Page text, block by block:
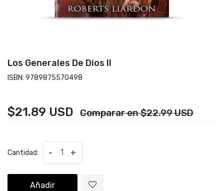
Los Generales De Dios II
ISBN: 9789875570498
$21.89 USD Comparar en $22.99 USD
Cantidad: - +
Añadir